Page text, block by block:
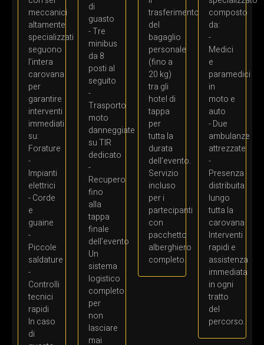
meccanici
altamente
specializzati
seguono
l’intera
carovana
per
garantire
interventi
immediati
su:
Forature
-
Impianti
elettrici
- Corde
e
guaine
-
Piccole
saldature
-
Controlli
tecnici
rapidi
In caso
di
di
guasto
- Tre
minibus
da 8
posti al
seguito
-
Trasporto
moto
danneggiate
su TIR
dedicato
-
Recupero
fino
alla
tappa
finale
dell’evento
Un
sistema
logistico
completo
per
non
lasciare
mai
trasferimento
del
bagaglio
personale
(fino a
20 kg)
tra gli
hotel di
tappa
per
tutta la
durata
dell’evento.
Servizio
incluso
per i
partecipanti
con
pacchetto
alberghiero
completo.
composto
da:
-
Medici
e
paramedici
in
moto e
auto
- Due
ambulanze
attrezzate
-
Presenza
distribuita
lungo
tutta la
carovana
Interventi
rapidi e
assistenza
immediata
in ogni
tratto
del
percorso.